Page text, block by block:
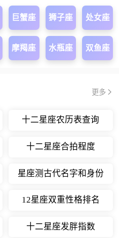
巨蟹座 狮子座 处女座
摩羯座 水瓶座 双鱼座
更多
十二星座农历表查询
十二星座合拍程度
星座测古代名字和身份
12星座双重性格排名
十二星座发胖指数